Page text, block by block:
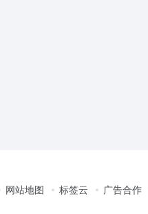
网站地图 标签云 广告合作